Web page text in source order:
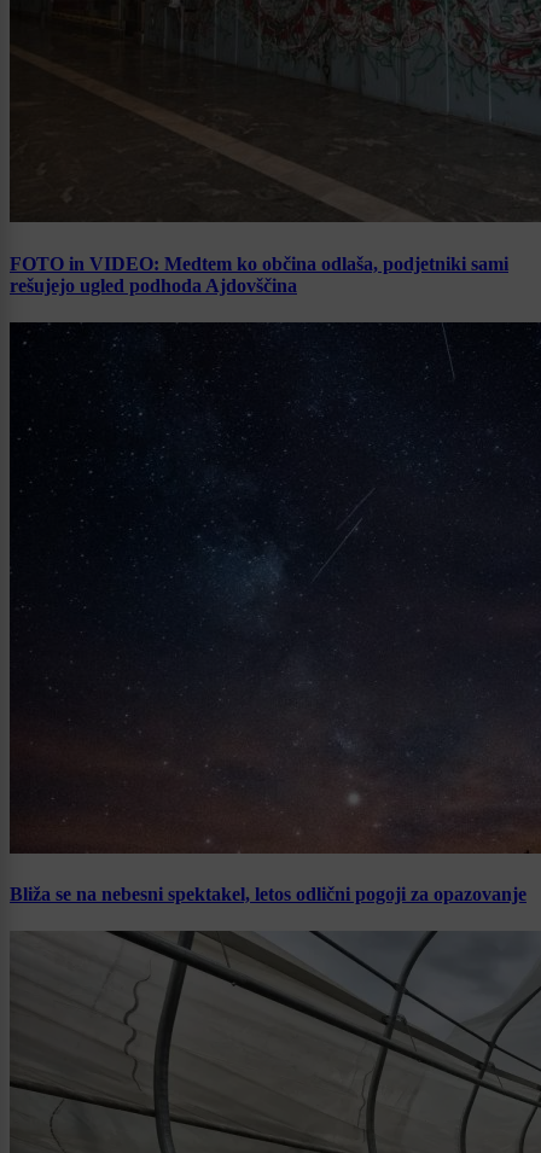
FOTO in VIDEO: Medtem ko občina odlaša, podjetniki sami
rešujejo ugled podhoda Ajdovščina
Bliža se na nebesni spektakel, letos odlični pogoji za opazovanje